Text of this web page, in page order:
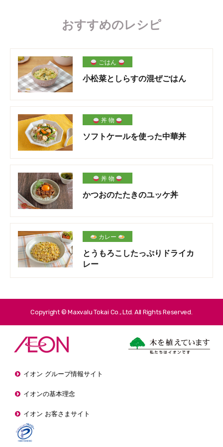
おすすめのレシピ
ごはん
小松菜としらすの混ぜごはん
丼 物
ソフトケールを使った中華丼
丼 物
かつおのたたきのユッケ丼
カレー
とうもろこしたっぷりドライカ
レー
Copyright © Maxvalu Tokai Co., Ltd. All Rights Reserved.
イオン グループ情報サイト
イオンの基本理念
イオン お客さまサイト